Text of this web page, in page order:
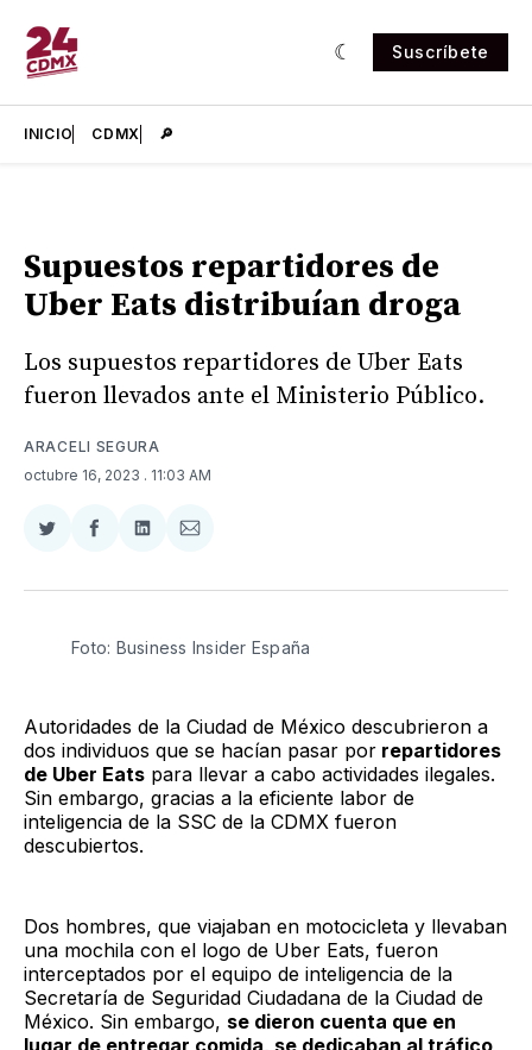
Suscríbete
INICIO CDMX 🔎
Supuestos repartidores de
Uber Eats distribuían droga
Los supuestos repartidores de Uber Eats
fueron llevados ante el Ministerio Público.
ARACELI SEGURA
octubre 16, 2023 . 11:03 AM
Compartir
Twitter
Compartir
Facebook
Compartir
LinkedIn
Compartir
Email
Foto: Business Insider España
Autoridades de la Ciudad de México descubrieron a
dos individuos que se hacían pasar por repartidores
de Uber Eats para llevar a cabo actividades ilegales.
Sin embargo, gracias a la eficiente labor de
inteligencia de la SSC de la CDMX fueron
descubiertos.
Dos hombres, que viajaban en motocicleta y llevaban
una mochila con el logo de Uber Eats, fueron
interceptados por el equipo de inteligencia de la
Secretaría de Seguridad Ciudadana de la Ciudad de
México. Sin embargo, se dieron cuenta que en
lugar de entregar comida, se dedicaban al tráfico